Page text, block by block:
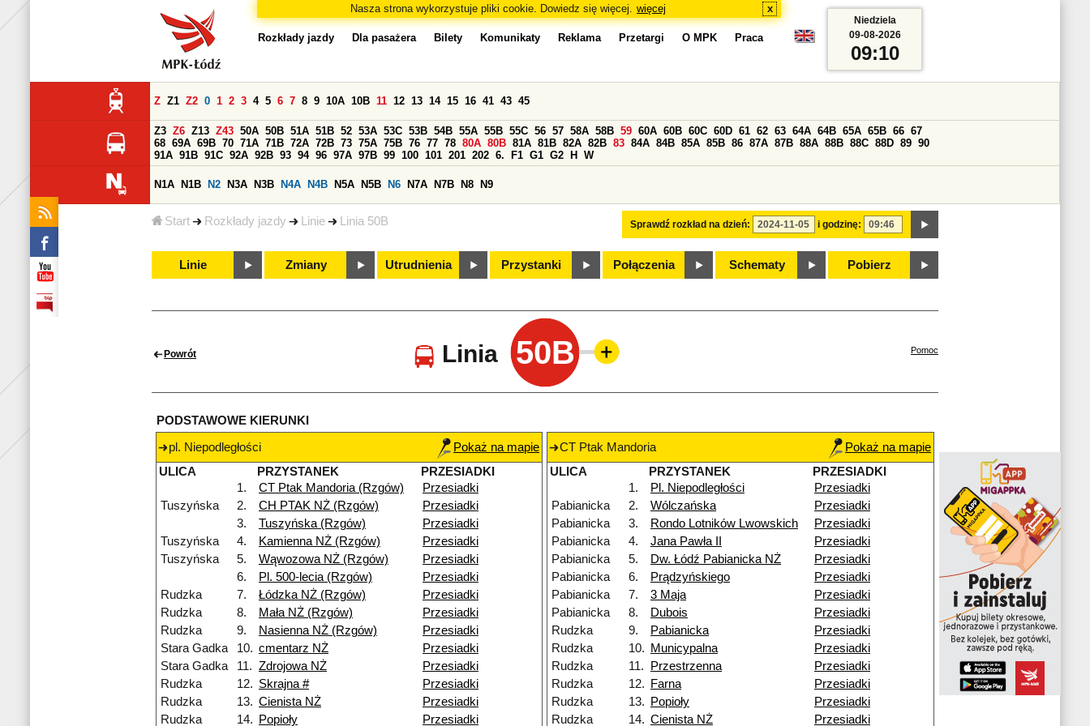
Nasza strona wykorzystuje pliki cookie. Dowiedz się więcej. więcej x
Start Rozkłady jazdy Linie Linia 50B
Rozkłady jazdy Dla pasażera Bilety Komunikaty Reklama Przetargi O MPK Praca
Sprawdź rozkład na dzień: i godzinę:
Z Z1 Z2 0 1 2 3 4 5 6 7 8 9 10A 10B 11 12 13 14 15 16 41 43 45
Z3 Z6 Z13 Z43 50A 50B 51A 51B 52 53A 53C 53B 54B 55A 55B 55C 56 57 58A 58B 59 60A 60B 60C 60D 61 62 63 64A 64B 65A 65B 66 67
68 69A 69B 70 71A 71B 72A 72B 73 75A 75B 76 77 78 80A 80B 81A 81B 82A 82B 83 84A 84B 85A 85B 86 87A 87B 88A 88B 88C 88D 89 90
91A 91B 91C 92A 92B 93 94 96 97A 97B 99 100 101 201 202 6. F1 G1 G2 H W
N1A N1B N2 N3A N3B N4A N4B N5A N5B N6 N7A N7B N8 N9
Linie Zmiany Utrudnienia Przystanki Połączenia Schematy Pobierz
Niedziela
09-08-2026
09:10
Powrót Linia 50B Pomoc
PODSTAWOWE KIERUNKI
pl. Niepodległości
Pokaż na mapie
ULICA
PRZYSTANEK
PRZESIADKI
1.
CT Ptak Mandoria (Rzgów)
Przesiadki
Tuszyńska
2. CH PTAK NŻ (Rzgów)
Przesiadki
3.
Tuszyńska (Rzgów)
Przesiadki
Tuszyńska
4. Kamienna NŻ (Rzgów)
Przesiadki
Tuszyńska
5. Wąwozowa NŻ (Rzgów)
Przesiadki
6.
Pl. 500-lecia (Rzgów)
Przesiadki
Rudzka
7. Łódzka NŻ (Rzgów)
Przesiadki
Rudzka
8. Mała NŻ (Rzgów)
Przesiadki
Rudzka
9. Nasienna NŻ (Rzgów)
Przesiadki
Stara Gadka
10. cmentarz NŻ
Przesiadki
Stara Gadka
11. Zdrojowa NŻ
Przesiadki
Rudzka
12. Skrajna #
Przesiadki
Rudzka
13. Cienista NŻ
Przesiadki
Rudzka
14. Popioły Przesiadki
CT Ptak Mandoria
Pokaż na mapie
ULICA
PRZYSTANEK
PRZESIADKI
1.
Pl. Niepodległości
Przesiadki
Pabianicka
2. Wólczańska
Przesiadki
Pabianicka
3. Rondo Lotników Lwowskich
Przesiadki
Pabianicka
4. Jana Pawła II
Przesiadki
Pabianicka
5. Dw. Łódź Pabianicka NŻ
Przesiadki
Pabianicka
6. Prądzyńskiego
Przesiadki
Pabianicka
7. 3 Maja
Przesiadki
Pabianicka
8. Dubois
Przesiadki
Rudzka
9. Pabianicka
Przesiadki
Rudzka
10. Municypalna
Przesiadki
Rudzka
11. Przestrzenna
Przesiadki
Rudzka
12. Farna
Przesiadki
Rudzka
13. Popioły
Przesiadki
Rudzka
14. Cienista NŻ Przesiadki